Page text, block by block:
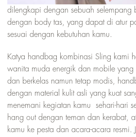
dilengkapi dengan sebuah selempang
dengan body tas, yang dapat di atur
sesuai dengan kebutuhan kamu.
Katya handbag kombinasi Sling kami
wanita muda energik dan mobile yang
dan berkelas namun tetap modis,
dengan material kulit asli yang kuat
menemani kegiatan kamu sehari-hari
hang out dengan teman dan kerabat,
kamu ke pesta dan acara-acara resmi.